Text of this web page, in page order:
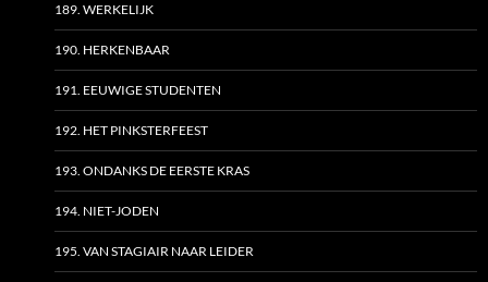
189. WERKELIJK
190. HERKENBAAR
191. EEUWIGE STUDENTEN
192. HET PINKSTERFEEST
193. ONDANKS DE EERSTE KRAS
194. NIET-JODEN
195. VAN STAGIAIR NAAR LEIDER